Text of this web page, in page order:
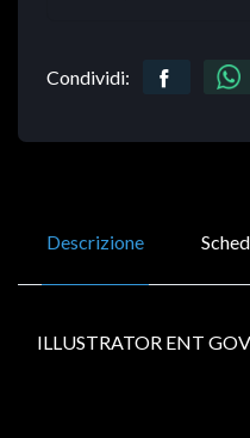
Condividi:
Descrizione
ILLUSTRATOR ENT